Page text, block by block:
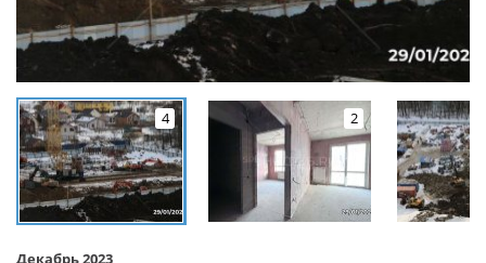
4 2
Декабрь 2023